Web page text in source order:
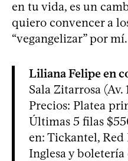
en tu vida, es un
quiero convencer a
“vegangelizar” por mí.
Liliana Felipe en
Sala Zitarrosa (Av.
Precios: Platea
Últimas 5 filas
en: Tickantel, Red
Inglesa y boletería